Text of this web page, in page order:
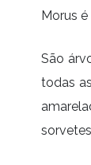
Morus
São
todas